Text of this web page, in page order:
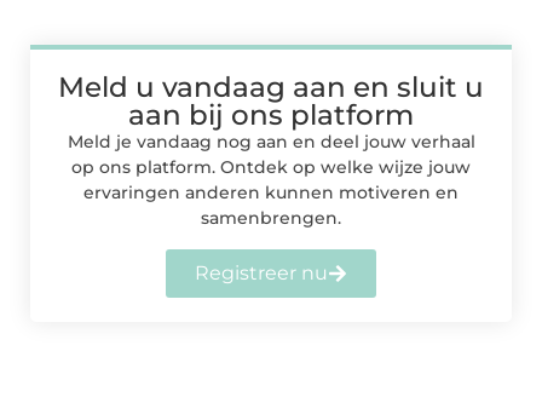
Meld u vandaag aan en sluit u
aan bij ons platform
Meld je vandaag nog aan en deel jouw verhaal
op ons platform. Ontdek op welke wijze jouw
ervaringen anderen kunnen motiveren en
samenbrengen.
Registreer nu